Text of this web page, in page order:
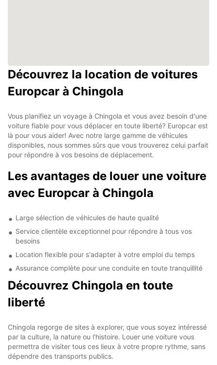
Découvrez la location de voitures
Europcar à Chingola
Vous planifiez un voyage à Chingola et vous avez besoin d'une
voiture fiable pour vous déplacer en toute liberté? Europcar est
là pour vous aider! Avec notre large gamme de véhicules
disponibles, nous sommes sûrs que vous trouverez celui parfait
pour répondre à vos besoins de déplacement.
Les avantages de louer une voiture
avec Europcar à Chingola
Large sélection de véhicules de haute qualité
Service clientèle exceptionnel pour répondre à tous vos
besoins
Location flexible pour s'adapter à votre emploi du temps
Assurance complète pour une conduite en toute tranquillité
Découvrez Chingola en toute
liberté
Chingola regorge de sites à explorer, que vous soyez intéressé
par la culture, la nature ou l'histoire. Louer une voiture vous
permettra de visiter tous ces lieux à votre propre rythme, sans
dépendre des transports publics.